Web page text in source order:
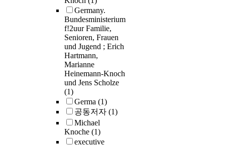
Germany.
Bundesministerium
f!2uur Familie,
Senioren, Frauen
und Jugend ; Erich
Hartmann,
Marianne
Heinemann-Knoch
und Jens Scholze
(1)
Germa (1)
공동저자 (1)
Michael
Knoche (1)
executive